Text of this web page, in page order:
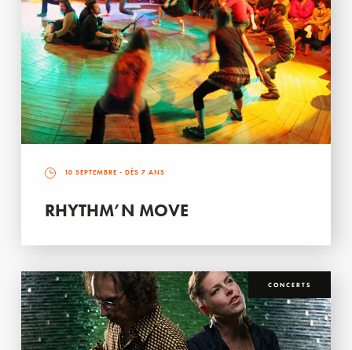
10 SEPTEMBRE - DÈS 7 ANS
RHYTHM’N MOVE
CONCERTS